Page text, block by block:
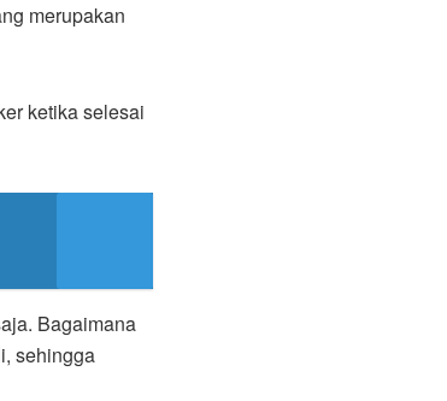
merupakan
ketika selesai
Bagaimana
sehingga